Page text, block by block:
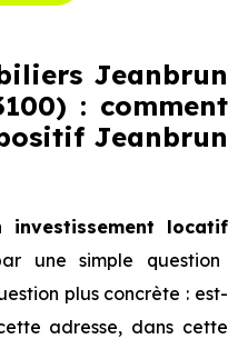
Jeanbrun
: comment
Jeanbrun
investissement locatif
une simple question
plus concrète : est-
adresse, dans cette